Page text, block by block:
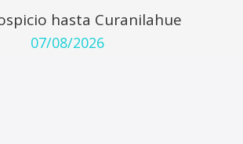
hasta Curanilahue
07/08/2026